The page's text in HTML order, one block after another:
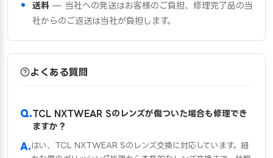
送料 — 当社への発送はお客様のご負担、修理完了品の当
社からのご返送は当社が負担します。
よくある質問
TCL NXTWEAR Sのレンズが傷ついた場合も修理でき
ますか？
はい、TCL NXTWEAR Sのレンズ交換に対応しています。細